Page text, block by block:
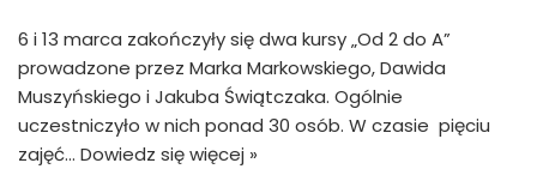
6 i 13 marca zakończyły się dwa kursy „Od 2 do A”
prowadzone przez Marka Markowskiego, Dawida
Muszyńskiego i Jakuba Świątczaka. Ogólnie
uczestniczyło w nich ponad 30 osób. W czasie pięciu
zajęć… Dowiedz się więcej »